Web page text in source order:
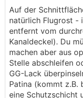
Auf der
natürlich Flugrost -
entfernt vom
Kanaldeckel). Du
machen aber aus
Stelle abschleifen
GG-Lack
Patina (kommt z.B.
eine Schutzschicht